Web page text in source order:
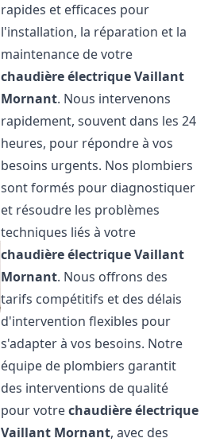
rapides et efficaces pour
l'installation, la réparation et la
maintenance de votre
chaudière électrique Vaillant
Mornant. Nous intervenons
rapidement, souvent dans les 24
heures, pour répondre à vos
besoins urgents. Nos plombiers
sont formés pour diagnostiquer
et résoudre les problèmes
techniques liés à votre
chaudière électrique Vaillant
Mornant. Nous offrons des
tarifs compétitifs et des délais
d'intervention flexibles pour
s'adapter à vos besoins. Notre
équipe de plombiers garantit
des interventions de qualité
pour votrechaudière électrique
Vaillant Mornant, avec des